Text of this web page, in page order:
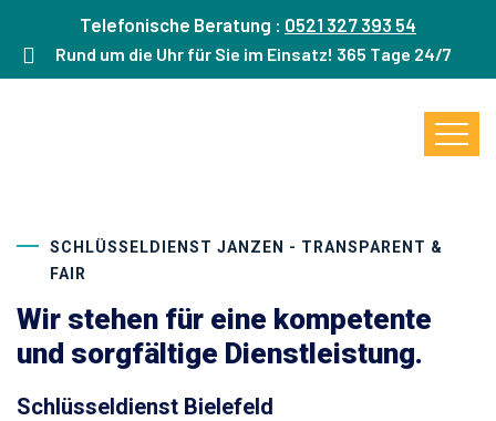
Telefonische Beratung : 0521 327 393 54
Rund um die Uhr für Sie im Einsatz! 365 Tage 24/7
SCHLÜSSELDIENST JANZEN - TRANSPARENT &
FAIR
Wir stehen für eine kompetente
und sorgfältige Dienstleistung.
Schlüsseldienst Bielefeld